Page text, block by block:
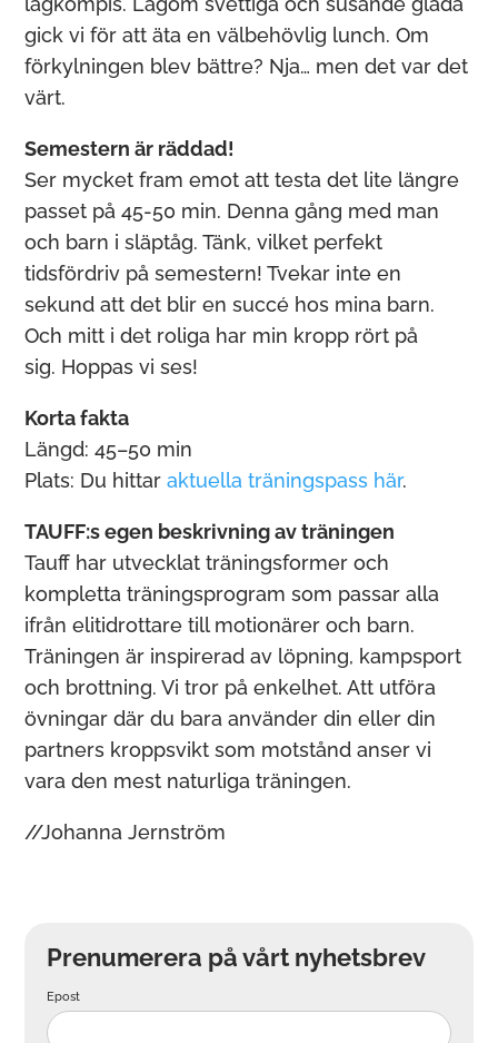
gick vi för att äta en välbehövlig lunch. Om
förkylningen blev bättre? Nja… men det var det
värt.
Semestern är räddad!
Ser mycket fram emot att testa det lite längre
passet på 45-50 min. Denna gång med man
och barn i släptåg. Tänk, vilket perfekt
tidsfördriv på semestern! Tvekar inte en
sekund att det blir en succé hos mina barn.
Och mitt i det roliga har min kropp rört på
sig. Hoppas vi ses!
Korta fakta
Längd: 45–50 min
Plats: Du hittaraktuella träningspass här.
TAUFF:s egen beskrivning av träningen
Tauff har utvecklat träningsformer och
kompletta träningsprogram som passar alla
ifrån elitidrottare till motionärer och barn.
Träningen är inspirerad av löpning, kampsport
och brottning. Vi tror på enkelhet. Att utföra
övningar där du bara använder din eller din
partners kroppsvikt som motstånd anser vi
vara den mest naturliga träningen.
//Johanna Jernström
Prenumerera på vårt nyhetsbrev
Epost